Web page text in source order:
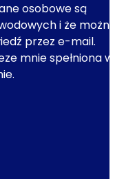
osobowe są
i że
przez e-mail.
mnie spełniona w